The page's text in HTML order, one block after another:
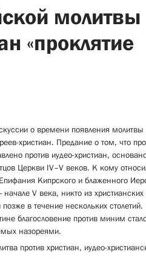
молитвы
«проклятие
о времени появления молитвы
христиан. Предание о том, что
против иудео-христиан,
Церкви IV–V веков. К кому
Кипрского и блаженного
V века, никто из христианских
в течение нескольких
благословение против миним
назореями.
против христиан, иудео-